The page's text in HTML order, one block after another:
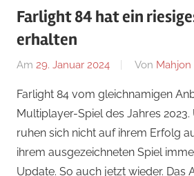
Farlight 84 hat ein
erhalten
Am 29. Januar 2024 Von Mahjon
Farlight 84 vom gleichnamigen
Multiplayer-Spiel des Jahres
ruhen sich nicht auf ihrem Erfolg
ihrem ausgezeichneten Spiel
Update. So auch jetzt wieder. Das